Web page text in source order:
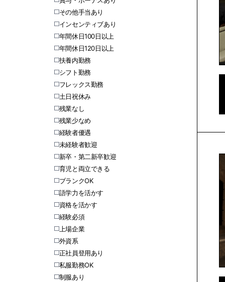
その他手当あり
インセンティブあり
年間休日100日以上
年間休日120日以上
扶養内勤務
シフト勤務
フレックス勤務
土日祝休み
残業なし
残業少なめ
経験者優遇
未経験者歓迎
新卒・第二新卒歓迎
育児と両立できる
ブランクOK
語学力を活かす
資格を活かす
経験必須
上場企業
外資系
正社員登用あり
私服勤務OK
制服あり